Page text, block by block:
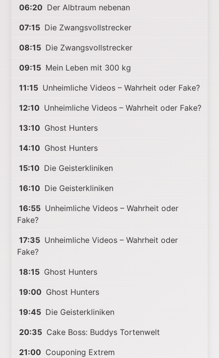
06:20 Der Albtraum nebenan
07:15 Die Zwangsvollstrecker
08:15 Die Zwangsvollstrecker
09:15 Mein Leben mit 300 kg
11:15 Unheimliche Videos – Wahrheit oder Fake?
12:10 Unheimliche Videos – Wahrheit oder Fake?
13:10 Ghost Hunters
14:10 Ghost Hunters
15:10 Die Geisterkliniken
16:10 Die Geisterkliniken
16:55 Unheimliche Videos – Wahrheit oder
Fake?
17:35 Unheimliche Videos – Wahrheit oder
Fake?
18:15 Ghost Hunters
19:00 Ghost Hunters
19:45 Die Geisterkliniken
20:35 Cake Boss: Buddys Tortenwelt
21:00 Couponing Extrem